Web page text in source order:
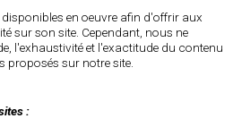
en oeuvre afin d'offrir aux
sur son site. Cependant, nous ne
l'exhaustivité et l'exactitude du contenu
proposés sur notre site.
: